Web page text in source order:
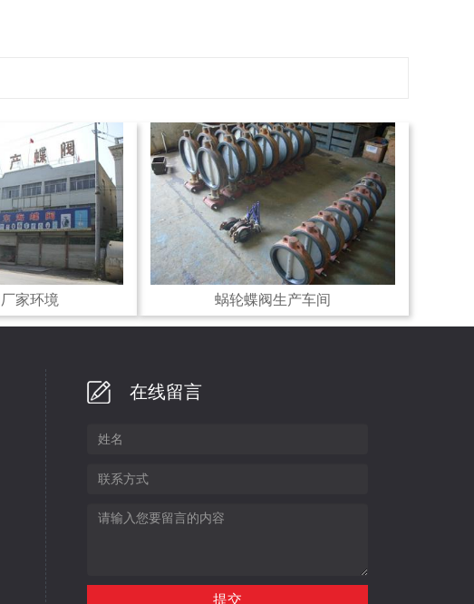
家环境 蜗轮蝶阀生产车间
在线留言